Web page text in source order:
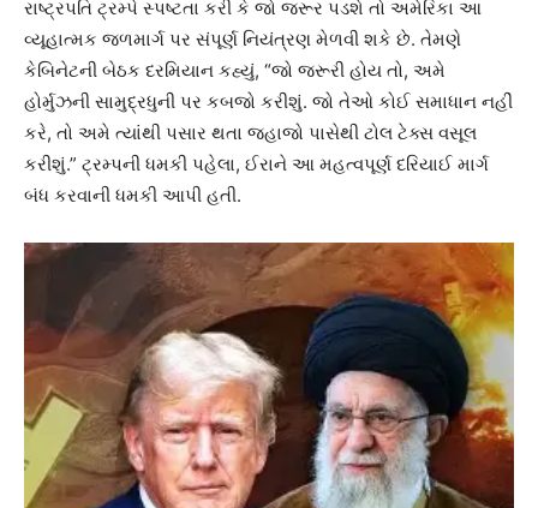
રાષ્ટ્રપતિ ટ્રમ્પે સ્પષ્ટતા કરી કે જો જરૂર પડશે તો અમેરિકા આ ​​
વ્યૂહાત્મક જળમાર્ગ પર સંપૂર્ણ નિયંત્રણ મેળવી શકે છે. તેમણે
કેબિનેટની બેઠક દરમિયાન કહ્યું, “જો જરૂરી હોય તો, અમે
હોર્મુઝની સામુદ્રધુની પર કબજો કરીશું. જો તેઓ કોઈ સમાધાન નહીં
કરે, તો અમે ત્યાંથી પસાર થતા જહાજો પાસેથી ટોલ ટેક્સ વસૂલ
કરીશું.” ટ્રમ્પની ધમકી પહેલા, ઈરાને આ મહત્વપૂર્ણ દરિયાઈ માર્ગ
બંધ કરવાની ધમકી આપી હતી.